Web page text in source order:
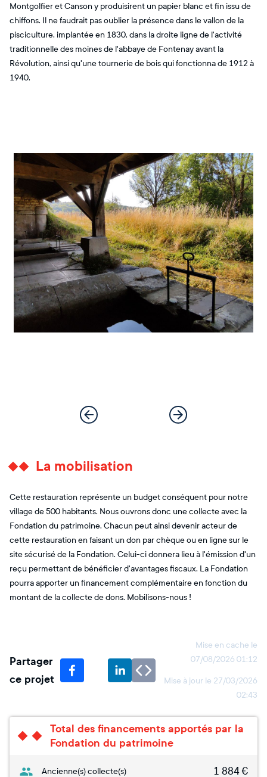
Montgolfier et Canson y produisirent un papier blanc et fin issu de
chiffons. Il ne faudrait pas oublier la présence dans le vallon de la
pisciculture, implantée en 1830, dans la droite ligne de l'activité
traditionnelle des moines de l'abbaye de Fontenay avant la
Révolution, ainsi qu'une tournerie de bois qui fonctionna de 1912 à
1940.
La mobilisation
Cette restauration représente un budget conséquent pour notre
village de 500 habitants. Nous ouvrons donc une collecte avec la
Fondation du patrimoine. Chacun peut ainsi devenir acteur de
cette restauration en faisant un don par chèque ou en ligne sur le
site sécurisé de la Fondation. Celui-ci donnera lieu à l'émission d'un
reçu permettant de bénéficier d'avantages fiscaux. La Fondation
pourra apporter un financement complémentaire en fonction du
montant de la collecte de dons. Mobilisons-nous !
Partager
ce projet
Mise en cache le
07/08/2026 01:12
Mise à jour le 27/03/2026
02:43
Total des financements apportés par la
Fondation du patrimoine
Ancienne(s) collecte(s) 1 884€